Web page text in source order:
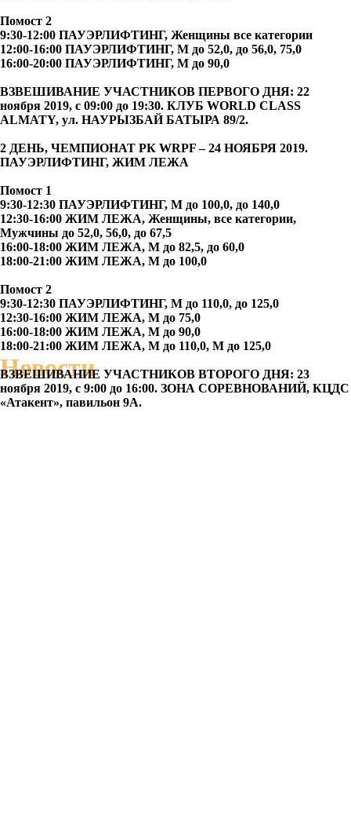
Новости
Помост 2
9:30-12:00 ПАУЭРЛИФТИНГ, Женщины все категории
12:00-16:00 ПАУЭРЛИФТИНГ, М до 52,0, до 56,0, 75,0
16:00-20:00 ПАУЭРЛИФТИНГ, М до 90,0
ВЗВЕШИВАНИЕ УЧАСТНИКОВ ПЕРВОГО ДНЯ: 22
ноября 2019, с 09:00 до 19:30. КЛУБ WORLD CLASS
ALMATY, ул. НАУРЫЗБАЙ БАТЫРА 89/2.
2 ДЕНЬ, ЧЕМПИОНАТ РК WRPF – 24 НОЯБРЯ 2019.
ПАУЭРЛИФТИНГ, ЖИМ ЛЕЖА
Помост 1
9:30-12:30 ПАУЭРЛИФТИНГ, М до 100,0, до 140,0
12:30-16:00 ЖИМ ЛЕЖА, Женщины, все категории,
Мужчины до 52,0, 56,0, до 67,5
16:00-18:00 ЖИМ ЛЕЖА, М до 82,5, до 60,0
18:00-21:00 ЖИМ ЛЕЖА, М до 100,0
Помост 2
9:30-12:30 ПАУЭРЛИФТИНГ, М до 110,0, до 125,0
12:30-16:00 ЖИМ ЛЕЖА, М до 75,0
16:00-18:00 ЖИМ ЛЕЖА, М до 90,0
18:00-21:00 ЖИМ ЛЕЖА, М до 110,0, М до 125,0
ВЗВЕШИВАНИЕ УЧАСТНИКОВ ВТОРОГО ДНЯ: 23
ноября 2019, с 9:00 до 16:00. ЗОНА СОРЕВНОВАНИЙ, КЦДС
«Атакент», павильон 9А.